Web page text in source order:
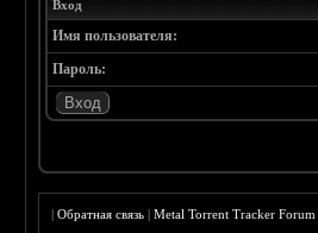
Вход
Имя пользователя:
Пароль:
|Обратная связь |Metal Torrent Tracker Forum